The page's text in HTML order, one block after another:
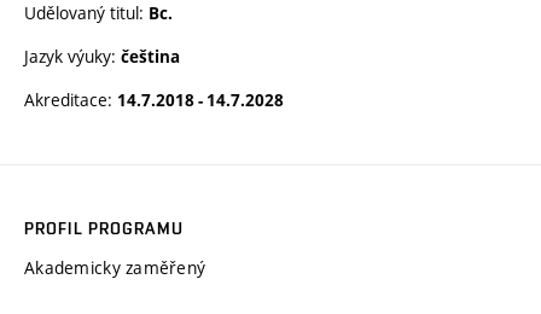
Udělovaný titul: Bc.
Jazyk výuky: čeština
Akreditace: 14.7.2018 - 14.7.2028
PROFIL PROGRAMU
Akademicky zaměřený